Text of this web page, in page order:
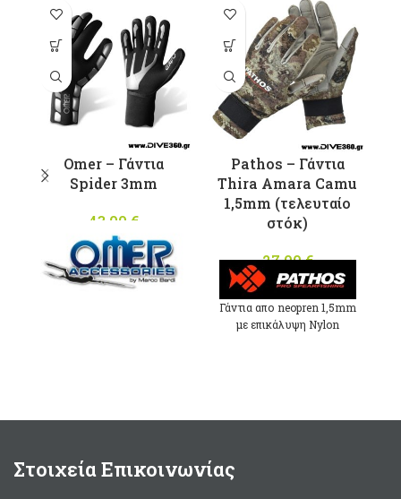
Omer – Γάντια
Spider 3mm
43,00 €
Αυτό το
προϊόν έχει
πολλαπλές
παραλλαγές.
Οι επιλογές
επιλεγούν
στη σελίδα
του
προϊόντος
Pathos – Γάντια
Thira Amara Camu
1,5mm (τελευταίο
στόκ)
27,00€
Γάντια απο neopren 1,5mm
με επικάλυψη Nylon
Αυτό το
προϊόν έχει
πολλαπλές
παραλλαγές.
Οι επιλογές
μπορούν να
επιλεγούν
στη σελίδα
του
προϊόντος
Στοιχεία Επικοινωνίας